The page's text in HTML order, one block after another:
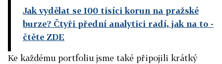
Jak vydělat se 100 tisíci korun na pražské
burze? Čtyři přední analytici radí, jak na to -
čtěte ZDE
Ke každému portfoliu jsme také připojili krátký